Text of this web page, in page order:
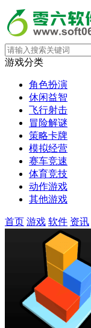
游戏分类
角色扮演
休闲益智
飞行射击
冒险解谜
策略卡牌
模拟经营
赛车竞速
体育竞技
动作游戏
其他游戏
首页 游戏 软件 资讯